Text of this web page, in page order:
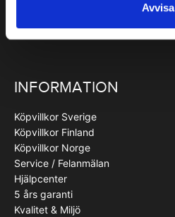
Avvisa
INFORMATION
Köpvillkor Sverige
Köpvillkor Finland
Köpvillkor Norge
Service / Felanmälan
Hjälpcenter
5 års garanti
Kvalitet & Miljö